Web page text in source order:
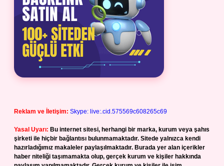
Reklam ve İletişim: Skype: live:.cid.575569c608265c69
Yasal Uyarı: Bu internet sitesi, herhangi bir marka, kurum veya şahıs
şirketi ile hiçbir bağlantısı bulunmamaktadır. Sitede yalnızca kendi
hazırladığımız makaleler paylaşılmaktadır. Burada yer alan içerikler
haber niteliği taşımamakta olup, gerçek kurum ve kişiler hakkında